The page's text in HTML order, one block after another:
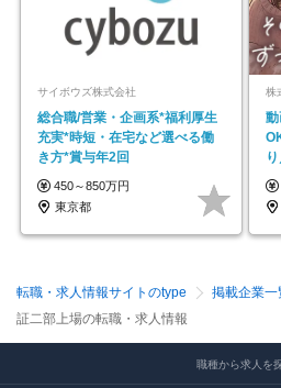
サイボウズ株式会社
総合職/営業・企画系*福利厚生
充実*時短・在宅など選べる働
き方*賞与年2回
450～850万円
東京都
株
転職・求人情報サイトのtype 掲載企業一
証二部上場の転職・求人情報
職種から求人を